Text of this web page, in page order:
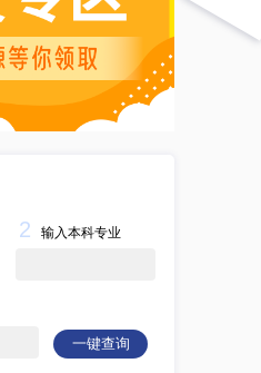
2 输入本科专业
一键查询